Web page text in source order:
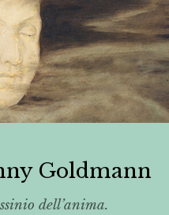
Goldmann
dell’anima.